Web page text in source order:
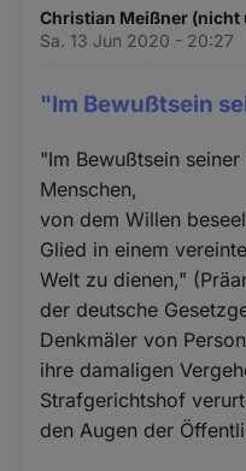
Christian Meißner (nicht
Sa. 13 Jun 2020 - 20:27
"Im Bewußtsein
"Im Bewußtsein
Menschen,
von dem Willen
Glied in einem
Welt zu dienen,"
der deutsche
Denkmäler von
ihre damaligen
Strafgerichtshof
den Augen der